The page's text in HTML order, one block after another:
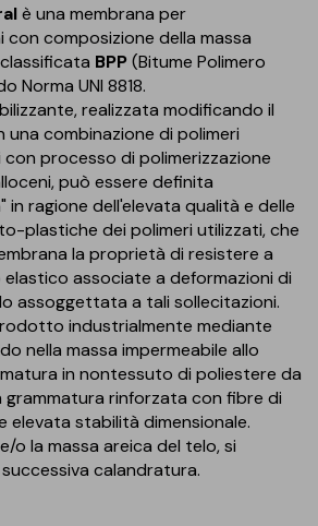
è una membrana per
con composizione della massa
BPP(Bitume Polimero
Norma UNI 8818.
realizzata modificando il
combinazione di polimeri
processo di polimerizzazione
può essere definita
in ragione dell'elevata qualità e delle
plastiche dei polimeri utilizzati, che
la proprietà di resistere a
associate a deformazioni di
assoggettata a tali sollecitazioni.
industrialmente mediante
nella massa impermeabile allo
in nontessuto di poliestere da
rinforzata con fibre di
elevata stabilità dimensionale.
o la massa areica del telo, si
calandratura.